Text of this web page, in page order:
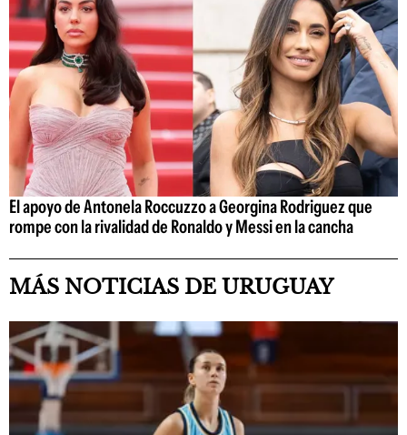
El apoyo de Antonela Roccuzzo a Georgina Rodriguez que
rompe con la rivalidad de Ronaldo y Messi en la cancha
MÁS NOTICIAS DE URUGUAY